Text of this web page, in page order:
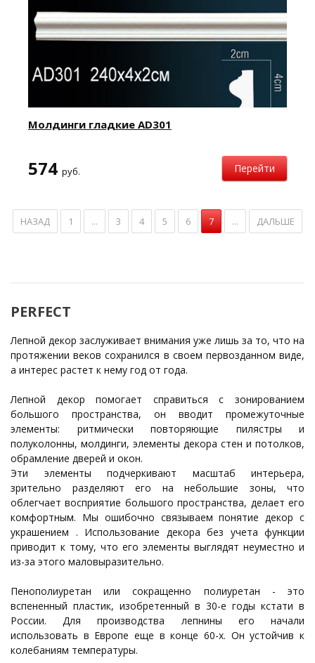
Молдинги гладкие AD301
574 руб. Перейти
НАЗАД 1 ... 3 4 5 6 7 ... ДАЛЬШЕ
PERFECT
Лепной декор заслуживает внимания уже лишь за то, что на
протяжении веков сохранился в своем первозданном виде,
а интерес растет к нему год от года.
Лепной декор помогает справиться с зонированием
большого пространства, он вводит промежуточные
элементы: ритмически повторяющие пилястры и
полуколонны, молдинги, элементы декора стен и потолков,
обрамление дверей и окон.
Эти элементы подчеркивают масштаб интерьера,
зрительно разделяют его на небольшие зоны, что
облегчает восприятие большого пространства, делает его
комфортным. Мы ошибочно связываем понятие декор с
украшением . Использование декора без учета функции
приводит к тому, что его элементы выглядят неуместно и
из-за этого маловыразительно.
Пенополиуретан или сокращенно полиуретан - это
вспененный пластик, изобретенный в 30-е годы кстати в
России. Для производства лепнины его начали
использовать в Европе еще в конце 60-х. Он устойчив к
колебаниям температуры.